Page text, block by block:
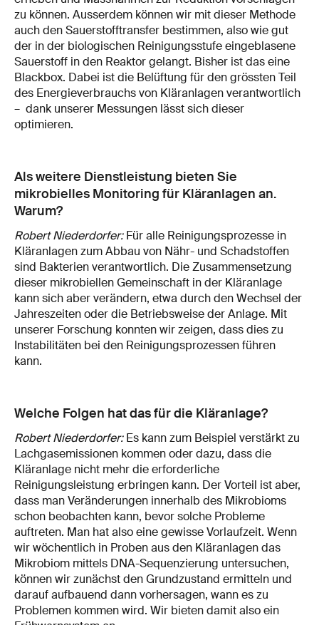
zu können. Ausserdem können wir mit dieser Methode
auch den Sauerstofftransfer bestimmen, also wie gut
der in der biologischen Reinigungsstufe eingeblasene
Sauerstoff in den Reaktor gelangt. Bisher ist das eine
Blackbox. Dabei ist die Belüftung für den grössten Teil
des Energieverbrauchs von Kläranlagen verantwortlich
– dank unserer Messungen lässt sich dieser
optimieren.
Als weitere Dienstleistung bieten Sie
mikrobielles Monitoring für Kläranlagen an.
Warum?
Robert Niederdorfer:Für alle Reinigungsprozesse in
Kläranlagen zum Abbau von Nähr- und Schadstoffen
sind Bakterien verantwortlich. Die Zusammensetzung
dieser mikrobiellen Gemeinschaft in der Kläranlage
kann sich aber verändern, etwa durch den Wechsel der
Jahreszeiten oder die Betriebsweise der Anlage. Mit
unserer Forschung konnten wir zeigen, dass dies zu
Instabilitäten bei den Reinigungsprozessen führen
kann.
Welche Folgen hat das für die Kläranlage?
Robert Niederdorfer:Es kann zum Beispiel verstärkt zu
Lachgasemissionen kommen oder dazu, dass die
Kläranlage nicht mehr die erforderliche
Reinigungsleistung erbringen kann. Der Vorteil ist aber,
dass man Veränderungen innerhalb des Mikrobioms
schon beobachten kann, bevor solche Probleme
auftreten. Man hat also eine gewisse Vorlaufzeit. Wenn
wir wöchentlich in Proben aus den Kläranlagen das
Mikrobiom mittels DNA-Sequenzierung untersuchen,
können wir zunächst den Grundzustand ermitteln und
darauf aufbauend dann vorhersagen, wann es zu
Problemen kommen wird. Wir bieten damit also ein